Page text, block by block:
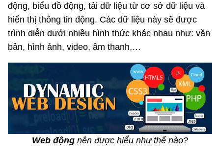
động, biểu đồ động, tải dữ liệu từ cơ sở dữ liệu và
hiển thị thông tin động. Các dữ liệu này sẽ được
trình diễn dưới nhiều hình thức khác nhau như: văn
bản, hình ảnh, video, âm thanh,…
Web động nên được hiểu như thế nào?